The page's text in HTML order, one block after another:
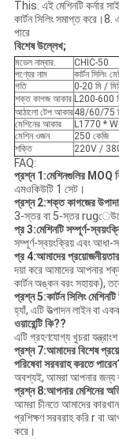
This. এই মেশিনটি কর্নার
কার্টন সিলিং সমাপ্ত করে।8.
পারে
বিশেষ উল্লেখ;
মডেল নাম্বার.
CHIC-50
পণ্যের নাম
কার্টন সিলিং
গতি
0-20 মি /
শক্ত কাগজ আকার L200-600
আঠালো টেপ আকার48/60/75
মেশিনের আকার
L1770 *
মেশিন ওজন
250 কেজি
শক্তি
220V /
FAQ:
প্রশ্ন 1 :মেশিনগুলির MOQ
এমওকিউটি 1 সেট।
প্রশ্ন 2:শক্ত কাগজের
3-স্তর বা 5-স্তর
প্র 3:মেশিনটি সম্পূর্ণ-
সম্পূর্ণ-স্বয়ংক্রিয় এবং আধা-
প্র 4:আমাদের প্রয়োজনীয়তার
দয়া করে আমাদের আপনার
কার্টন অঙ্কন বরং সহায়ক),
প্রশ্ন 5:কার্টন সিলিং
হ্যাঁ, এটি উত্পাদন লাইন বা
ওয়ারেন্টি কি??
এটি গ্রহণযোগ্য খুচরা
প্রশ্ন 7:আমাদের বিশেষ
পরিষেবা সরবরাহ করতে
অবশ্যই, আমরা আপনার জন্য
প্রশ্ন 8:আপনার মেশিনের
আমরা চীনতে আমাদের
প্রশিক্ষণ সরবরাহ করি r বা
করে।